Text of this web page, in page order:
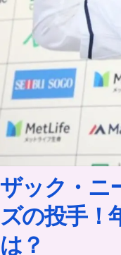
ザック・ニ
ズの投手！
は？